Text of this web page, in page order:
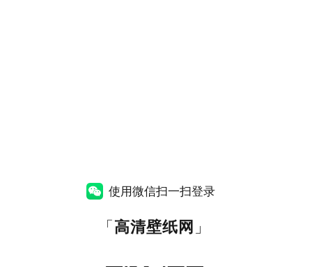
使用微信扫一扫登录
「高清壁纸网 」